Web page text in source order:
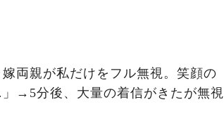
両親が私だけをフル無視。笑顔の
→5分後、大量の着信がきたが無視